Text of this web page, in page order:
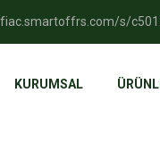
s/
KURUMSAL